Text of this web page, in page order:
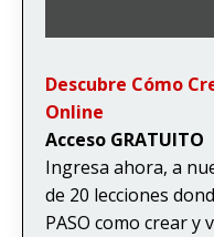
Descubre Cómo
Online
Acceso GRATUITO
Ingresa ahora, a
de 20 lecciones
PASO como crear